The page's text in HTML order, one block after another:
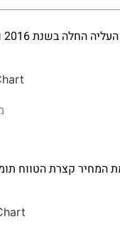
שנת 2018, המגמה ממשיכה עד היום.